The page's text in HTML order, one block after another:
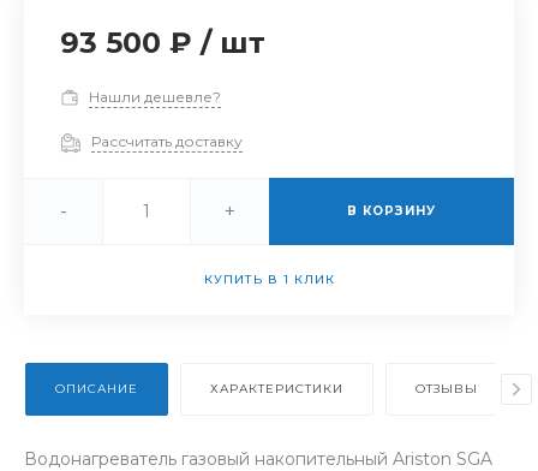
93 500 ₽ / шт
Нашли дешевле?
Рассчитать доставку
- + В КОРЗИНУ
КУПИТЬ В 1 КЛИК
ОПИСАНИЕ ХАРАКТЕРИСТИКИ ОТЗЫВЫ
Водонагреватель газовый накопительный Ariston SGA